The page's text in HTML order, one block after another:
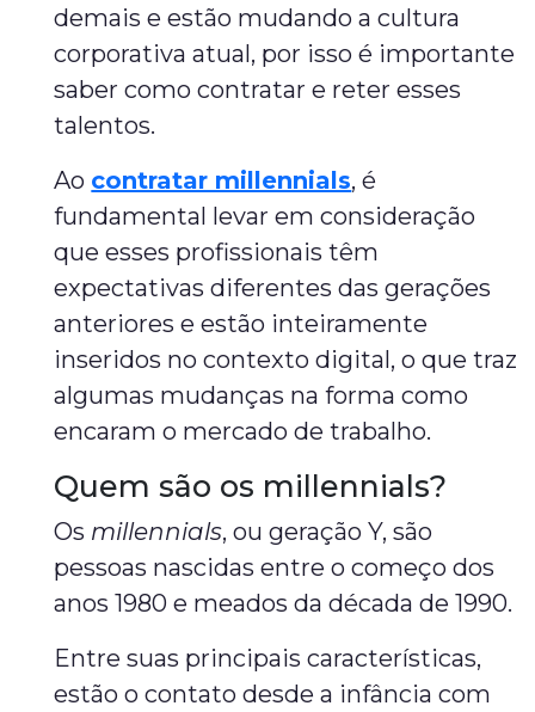
demais e estão mudando a cultura
corporativa atual, por isso é importante
saber como contratar e reter esses
talentos.
Ao contratar millennials, é
fundamental levar em consideração
que esses profissionais têm
expectativas diferentes das gerações
anteriores e estão inteiramente
inseridos no contexto digital, o que traz
algumas mudanças na forma como
encaram o mercado de trabalho.
Quem são os millennials?
Os millennials, ou geração Y, são
pessoas nascidas entre o começo dos
anos 1980 e meados da década de 1990.
Entre suas principais características,
estão o contato desde a infância com